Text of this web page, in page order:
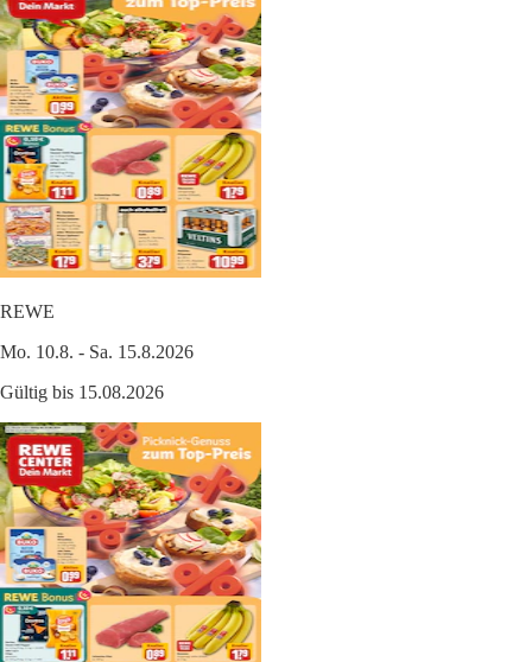
REWE
Mo. 10.8. - Sa. 15.8.2026
Gültig bis 15.08.2026